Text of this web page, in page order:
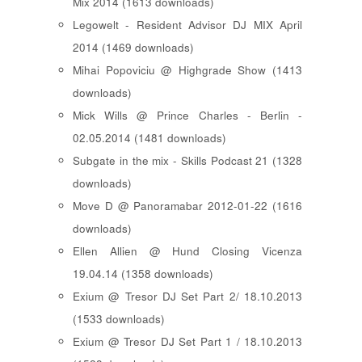
Legowelt - Resident Advisor DJ MIX April
2014 (1469 downloads)
Mihai Popoviciu @ Highgrade Show (1413
downloads)
Mick Wills @ Prince Charles - Berlin -
02.05.2014 (1481 downloads)
Subgate in the mix - Skills Podcast 21 (1328
downloads)
Move D @ Panoramabar 2012-01-22 (1616
downloads)
Ellen Allien @ Hund Closing Vicenza
19.04.14 (1358 downloads)
Exium @ Tresor DJ Set Part 2/ 18.10.2013
(1533 downloads)
Exium @ Tresor DJ Set Part 1 / 18.10.2013